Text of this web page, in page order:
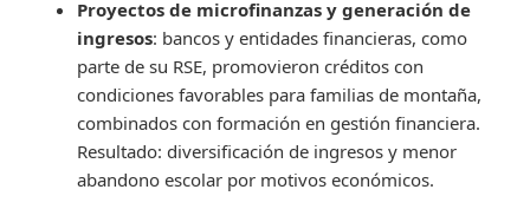
Proyectos de microfinanzas y generación de
ingresos: bancos y entidades financieras, como
parte de su RSE, promovieron créditos con
condiciones favorables para familias de montaña,
combinados con formación en gestión financiera.
Resultado: diversificación de ingresos y menor
abandono escolar por motivos económicos.